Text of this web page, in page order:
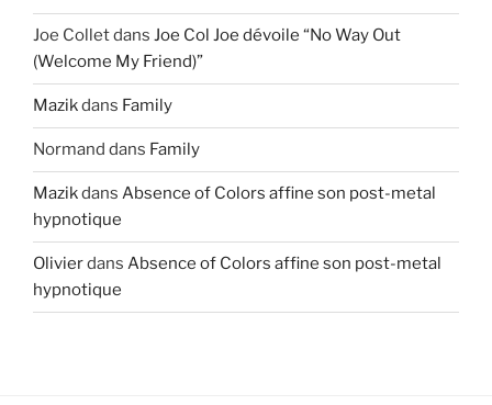
Joe Colletdans Joe Col Joe dévoile “No Way Out
(Welcome My Friend)”
Mazikdans Family
Normand dans Family
Mazikdans Absence of Colors affine son post-metal
hypnotique
Olivierdans Absence of Colors affine son post-metal
hypnotique